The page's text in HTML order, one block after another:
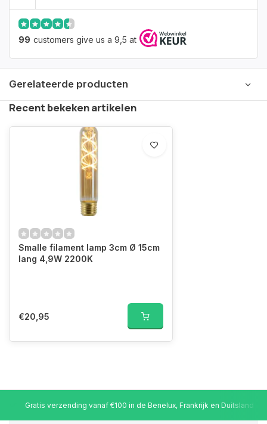
99 customers give us a 9,5 at
Gerelateerde producten
Recent bekeken artikelen
Smalle filament lamp 3cm Ø 15cm
lang 4,9W 2200K
€20,95
Gratis verzending vanaf €100 in de Benelux, Frankrijk en Duitsland